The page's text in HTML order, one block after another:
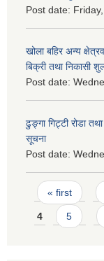
Post date:
खोला बहिर अन्य
बिक्री तथा निकासी
Post date:
ढुङ्गा गिट्टी रोडा
सूचना
Post date:
Pages
« first
4 5